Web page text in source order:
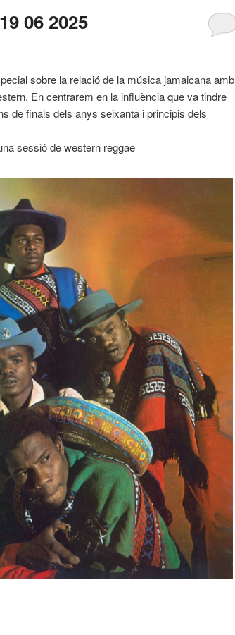
06 2025
sobre la relació de la música jamaicana amb
En centrarem en la influència que va tindre
de finals dels anys seixanta i principis dels
sessió de western reggae